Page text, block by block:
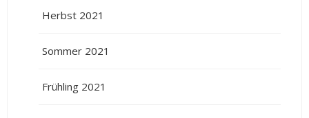
Herbst 2021
Sommer 2021
Frühling 2021